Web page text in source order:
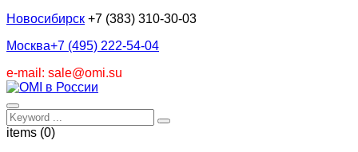
Новосибирск +7 (383) 310-30-03
Москва+7 (495) 222-54-04
e-mail: sale@omi.su
items (0)